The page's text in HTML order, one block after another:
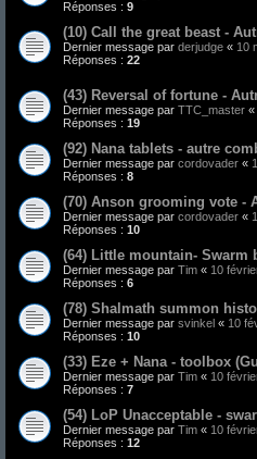
Réponses : 9
(10) Call the great beast -
Dernier message par derjudge « 10
Réponses : 22
(43) Reversal of fortune -
Dernier message par TTC_master «
Réponses : 19
(92) Nana tablets - autre
Dernier message par cordovader «
Réponses : 8
(70) Anson grooming vote -
Dernier message par cordovader «
Réponses : 10
(64) Little mountain- Swarm
Dernier message par Tim « 10
Réponses : 6
(78) Shalmath summon
Dernier message par svinkel « 10
Réponses : 10
(33) Eze + Nana - toolbox
Dernier message par Tim « 10
Réponses : 7
(54) LoP Unacceptable -
Dernier message par Tim « 10
Réponses : 12